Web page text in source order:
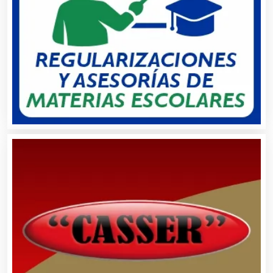
Automatización
Automóviles Nuevos y Usados
Autopartes Eléctricas
Bancos